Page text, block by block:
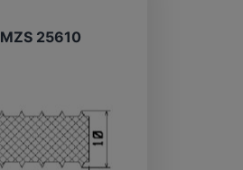
MZS 25610